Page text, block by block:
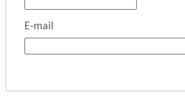
E-mail